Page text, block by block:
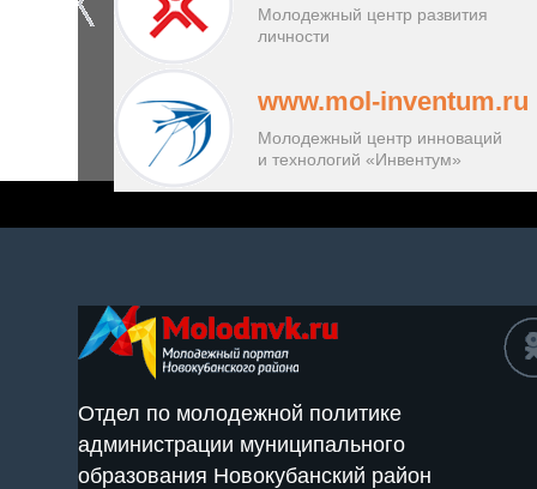
Молодежный центр развития
личности
www.mol-inventum.ru
Молодежный центр инноваций
и технологий «Инвентум»
Отдел по молодежной политике
администрации муниципального
образования Новокубанский район